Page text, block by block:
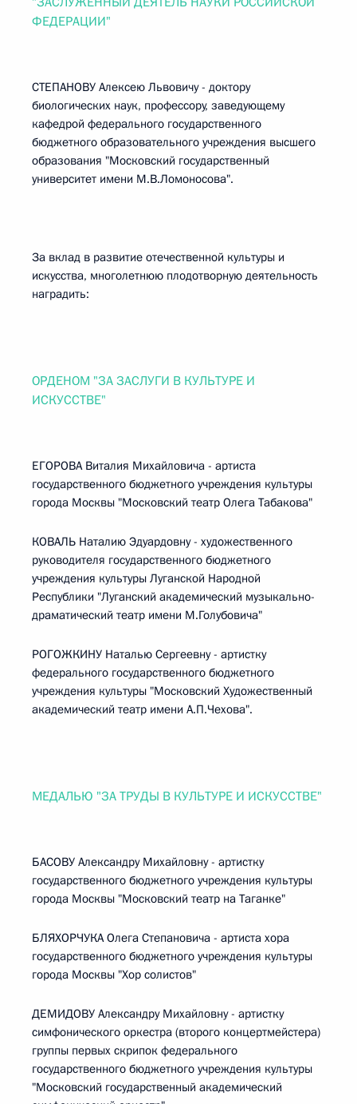
ФЕДЕРАЦИИ"
СТЕПАНОВУ Алексею Львовичу - доктору
биологических наук, профессору, заведующему
кафедрой федерального государственного
бюджетного образовательного учреждения высшего
образования "Московский государственный
университет имени М.В.Ломоносова".
За вклад в развитие отечественной культуры и
искусства, многолетнюю плодотворную деятельность
наградить:
ОРДЕНОМ "ЗА ЗАСЛУГИ В КУЛЬТУРЕ И
ИСКУССТВЕ"
ЕГОРОВА Виталия Михайловича - артиста
государственного бюджетного учреждения культуры
города Москвы "Московский театр Олега Табакова"
КОВАЛЬ Наталию Эдуардовну - художественного
руководителя государственного бюджетного
учреждения культуры Луганской Народной
Республики "Луганский академический музыкально-
драматический театр имени М.Голубовича"
РОГОЖКИНУ Наталью Сергеевну - артистку
федерального государственного бюджетного
учреждения культуры "Московский Художественный
академический театр имени А.П.Чехова".
МЕДАЛЬЮ "ЗА ТРУДЫ В КУЛЬТУРЕ И ИСКУССТВЕ"
БАСОВУ Александру Михайловну - артистку
государственного бюджетного учреждения культуры
города Москвы "Московский театр на Таганке"
БЛЯХОРЧУКА Олега Степановича - артиста хора
государственного бюджетного учреждения культуры
города Москвы "Хор солистов"
ДЕМИДОВУ Александру Михайловну - артистку
симфонического оркестра (второго концертмейстера)
группы первых скрипок федерального
государственного бюджетного учреждения культуры
"Московский государственный академический